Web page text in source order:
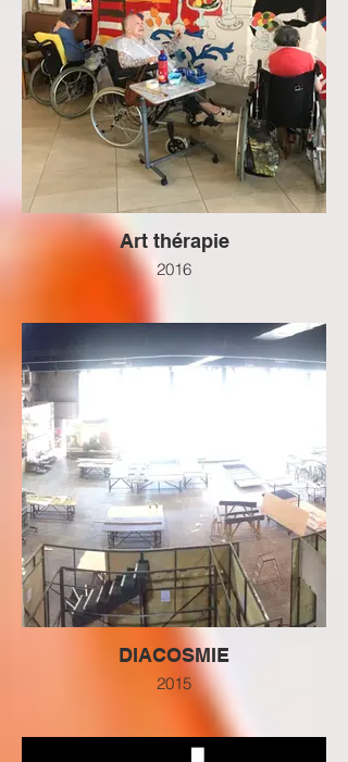
Art thérapie
2016
DIACOSMIE
2015